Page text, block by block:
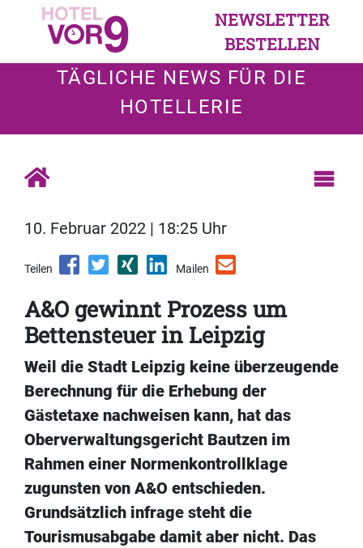
NEWSLETTER
BESTELLEN
TÄGLICHE NEWS FÜR DIE
HOTELLERIE
10. Februar 2022 | 18:25 Uhr
Teilen Mailen
A&O gewinnt Prozess um
Bettensteuer in Leipzig
Weil die Stadt Leipzig keine überzeugende
Berechnung für die Erhebung der
Gästetaxe nachweisen kann, hat das
Oberverwaltungsgericht Bautzen im
Rahmen einer Normenkontrollklage
zugunsten von A&O entschieden.
Grundsätzlich infrage steht die
Tourismusabgabe damit aber nicht. Das